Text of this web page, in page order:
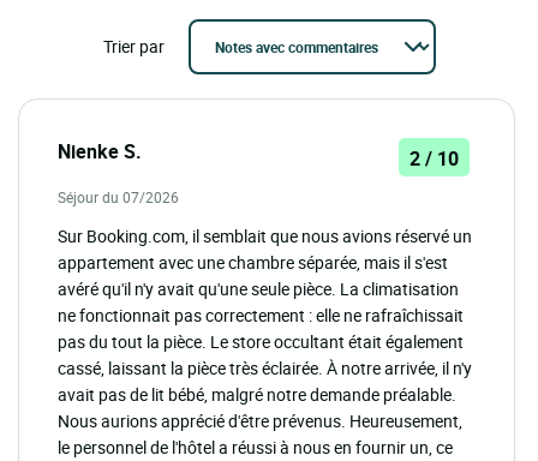
Trier par
Nienke S. 2 / 10
Séjour du 07/2026
Sur Booking.com, il semblait que nous avions réservé un
appartement avec une chambre séparée, mais il s'est
avéré qu'il n'y avait qu'une seule pièce. La climatisation
ne fonctionnait pas correctement : elle ne rafraîchissait
pas du tout la pièce. Le store occultant était également
cassé, laissant la pièce très éclairée. À notre arrivée, il n'y
avait pas de lit bébé, malgré notre demande préalable.
Nous aurions apprécié d'être prévenus. Heureusement,
le personnel de l'hôtel a réussi à nous en fournir un, ce